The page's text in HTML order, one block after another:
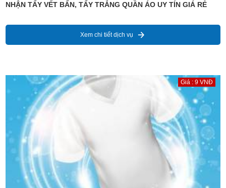
NHẬN TẨY VẾT BẨN, TẨY TRẮNG QUẦN ÁO UY TÍN GIÁ RẺ
Xem chi tiết dịch vụ
Giá : 9 VNĐ